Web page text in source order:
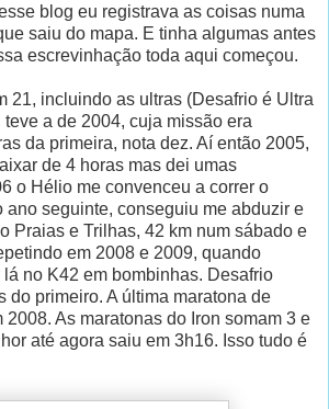
blog eu registrava as coisas numa
saiu do mapa. E tinha algumas antes
escrevinhação toda aqui começou.
21, incluindo as ultras (Desafrio é Ultra
a de 2004, cuja missão era
da primeira, nota dez. Aí então 2005,
de 4 horas mas dei umas
o Hélio me convenceu a correr o
ano seguinte, conseguiu me abduzir e
Praias e Trilhas, 42 km num sábado e
em 2008 e 2009, quando
no K42 em bombinhas. Desafrio
do primeiro. A última maratona de
2008. As maratonas do Iron somam 3 e
até agora saiu em 3h16. Isso tudo é